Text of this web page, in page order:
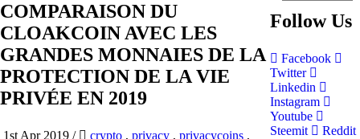
COMPARAISON DU
CLOAKCOIN AVEC LES
GRANDES MONNAIES DE LA
PROTECTION DE LA VIE
PRIVÉE EN 2019
1st Apr 2019 / crypto , privacy , privacycoins ,
Follow Us
Facebook
Twitter
Linkedin
Instagram
Youtube
Steemit
Reddit